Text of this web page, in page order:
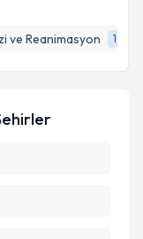
ve Reanimasyon 10